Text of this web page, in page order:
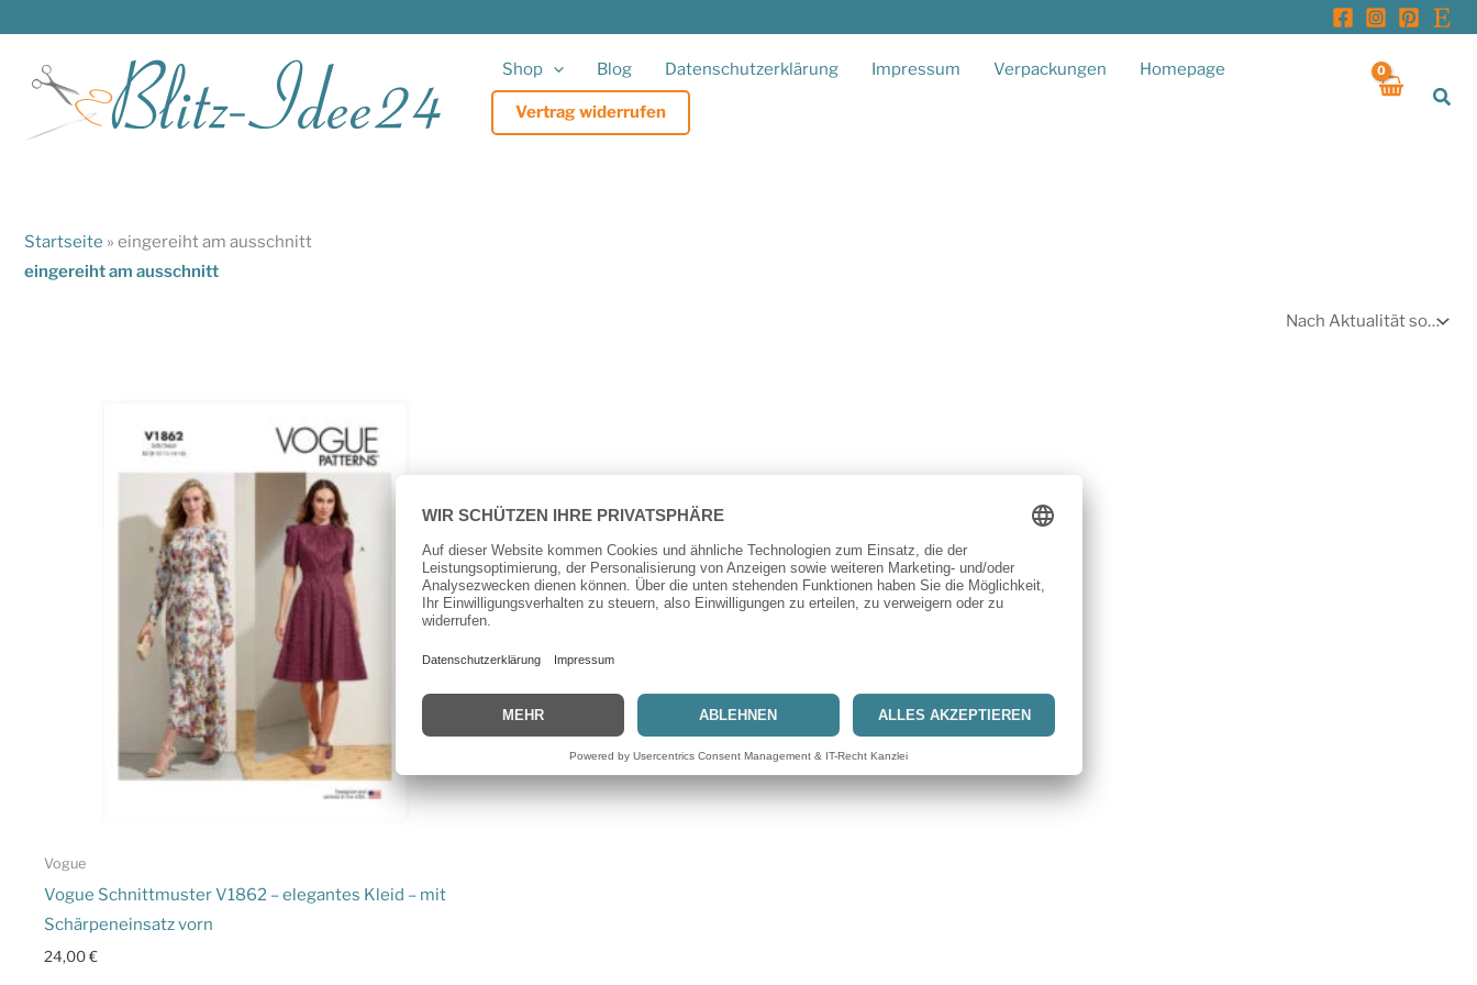
springen
Shop Blog Datenschutzerklärung Impressum Verpackungen Homepage
Vertrag widerrufen
Startseite » eingereiht am ausschnitt
eingereiht am ausschnitt
Vogue
Vogue Schnittmuster V1862 – elegantes Kleid – mit
Schärpeneinsatz vorn
24,00€